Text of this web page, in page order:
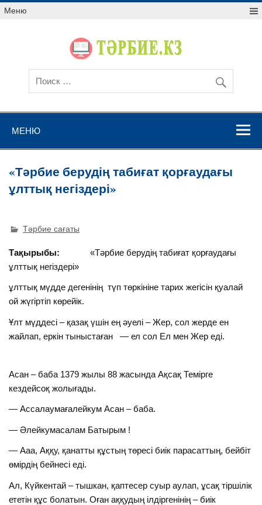
Меню
МЕНЮ
«Тәрбие берудің табиғат қорғаудағы
ұлттық негіздері»
Тәрбие сағаты
Тақырыбы: «Тәрбие берудің табиғат қорғаудағы
ұлттық негіздері»
ұлттық мүдде дегенінің түп төркініне тарих жегісін қуалай
ой жүгіртіп көрейік.
Ұлт мүддесі – қазақ үшін ең әуелі – Жер, сол жерде ен
жайлап, еркін тыныстаған — ел сол Ел мен Жер еді.
Асан – баба 1379 жылы 88 жасында Ақсақ Темірге
кездейсоқ жолығады.
— Ассалаумағалейкум Асан – баба.
— Әлейкумасалам Батырым !
— Ааа, Аққу, қанатты құстың төресі биік парасаттың, бейбіт
өмірдің бейнесі еді.
Ал, Күйкентай – тышкан, қаптесер суыр аулап, ұсақ тіршілік
ететін құс болатын. Оған аққудың ілдіргенінің – биік